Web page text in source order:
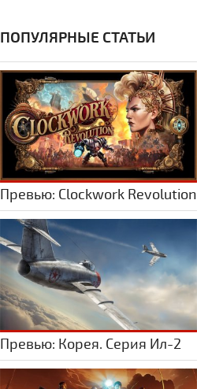
ПОПУЛЯРНЫЕ СТАТЬИ
Превью: Clockwork Revolution
Превью: Корея. Серия Ил-2